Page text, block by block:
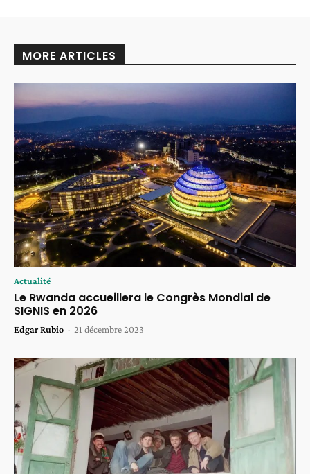
MORE ARTICLES
Actualité
Le Rwanda accueillera le Congrès Mondial de
SIGNIS en 2026
Edgar Rubio - 21 décembre 2023